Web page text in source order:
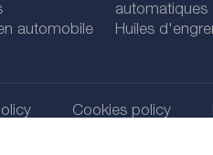
automobile
automatiques
Huiles
Cookies policy